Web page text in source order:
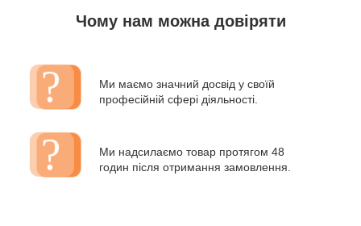
Чому нам можна довіряти
Ми маємо значний досвід у своїй
професійній сфері діяльності.
Ми надсилаємо товар протягом 48
годин після отримання замовлення.